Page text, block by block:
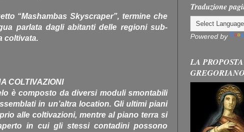
“Mashambas Skyscraper”, termine che
parlata dagli abitanti delle regioni sub-
coltivata.
COLTIVAZIONI
è composto da diversi moduli smontabili
in un’altra location. Gli ultimi piani
alle coltivazioni, mentre al piano terra si
in cui gli stessi contadini possono
Traduzione
Powered by
LA